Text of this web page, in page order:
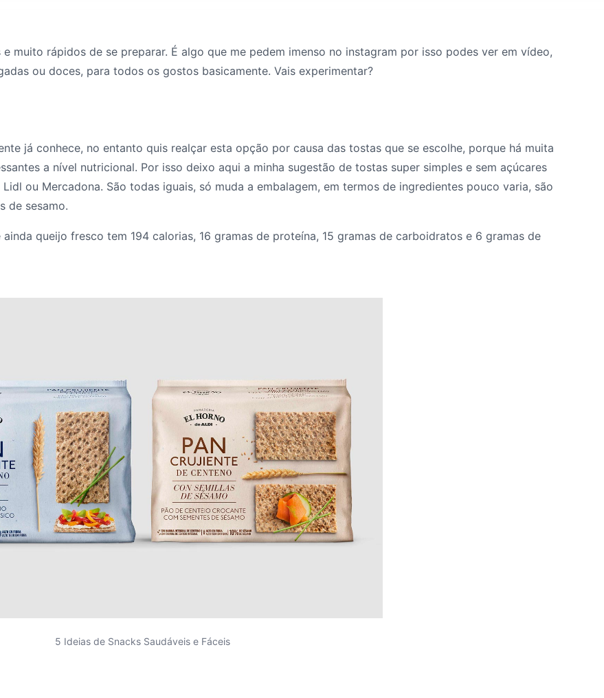
muito rápidos de se preparar. É algo que me pedem imenso no instagram por isso podes ver em vídeo,
ou doces, para todos os gostos basicamente. Vais experimentar?
já conhece, no entanto quis realçar esta opção por causa das tostas que se escolhe, porque há muita
a nível nutricional. Por isso deixo aqui a minha sugestão de tostas super simples e sem açúcares
ou Mercadona. São todas iguais, só muda a embalagem, em termos de ingredientes pouco varia, são
de sesamo.
queijo fresco tem 194 calorias, 16 gramas de proteína, 15 gramas de carboidratos e 6 gramas de
5 Ideias de Snacks Saudáveis e Fáceis